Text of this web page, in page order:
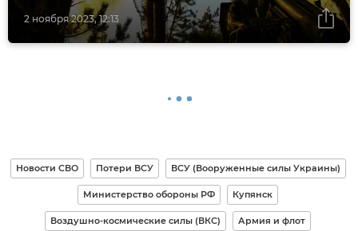
2 ноября 2023, 12:13
Новости СВО Потери ВСУ ВСУ (Вооруженные силы Украины)
Министерство обороны РФ Купянск
Воздушно-космические силы (ВКС) Армия и флот